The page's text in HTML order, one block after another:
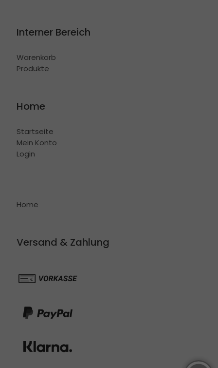
Interner Bereich
Warenkorb
Produkte
Home
Startseite
Mein Konto
Login
Home
Versand & Zahlung